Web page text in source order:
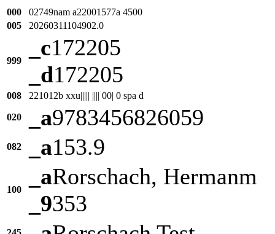
000
02749nam a22001577a 4500
005
20260311104902.0
999
_c172205
_d172205
008 221012b xxu||||| |||| 00| 0 spa d
020 _a9783456826059
082 _a153.9
100
_aRorschach, Hermanm
_9353